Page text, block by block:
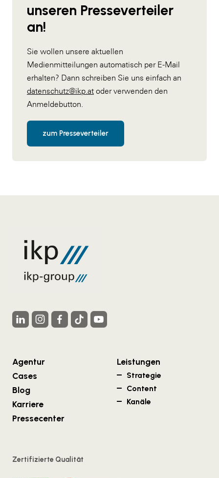
unseren Presseverteiler
an!
Sie wollen unsere aktuellen
Medienmitteilungen automatisch per E-Mail
erhalten? Dann schreiben Sie uns einfach an
datenschutz@ikp.at oder verwenden den
Anmeldebutton.
zum Presseverteiler
Agentur
Cases
Blog
Karriere
Pressecenter
Leistungen
Strategie
Content
Kanäle
Zertifizierte Qualität